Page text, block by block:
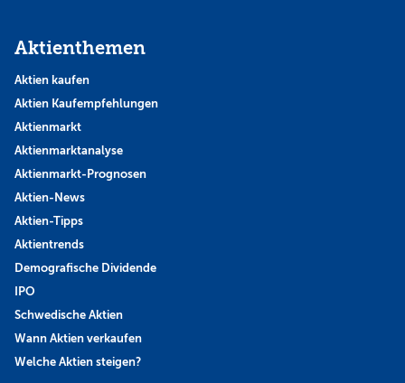
Aktienthemen
Aktien kaufen
Aktien Kaufempfehlungen
Aktienmarkt
Aktienmarktanalyse
Aktienmarkt-Prognosen
Aktien-News
Aktien-Tipps
Aktientrends
Demografische Dividende
IPO
Schwedische Aktien
Wann Aktien verkaufen
Welche Aktien steigen?